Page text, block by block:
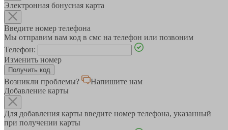
Электронная бонусная карта
Введите номер телефона
Мы отправим вам код в смс на телефон или позвоним
Телефон:
Изменить номер
Возникли проблемы?
Напишите нам
Добавление карты
Для добавления карты введите номер телефона, указанный
при получении карты